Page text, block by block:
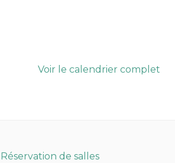
Voir le calendrier complet
Réservation de salles